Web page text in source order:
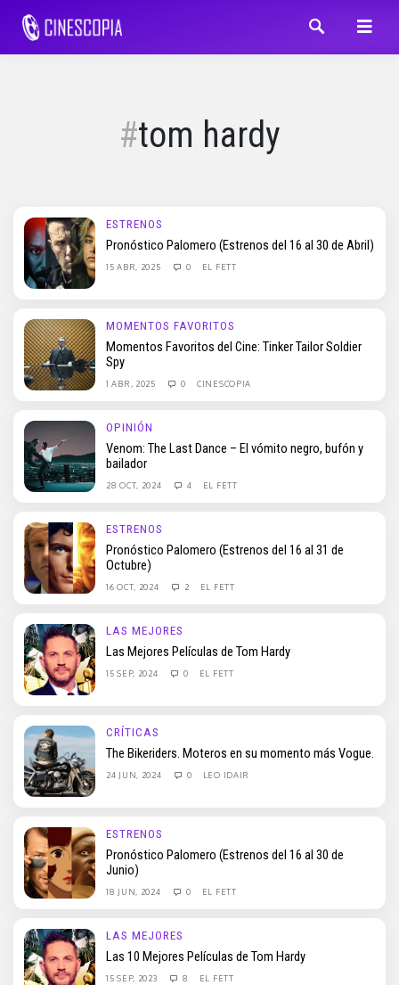
tom hardy
ESTRENOS
Pronóstico Palomero (Estrenos del 16 al 30 de Abril)
15 ABR, 2025 0 EL FETT
MOMENTOS FAVORITOS
Momentos Favoritos del Cine: Tinker Tailor Soldier
Spy
1 ABR, 2025 0 CINESCOPIA
OPINIÓN
Venom: The Last Dance – El vómito negro, bufón y
bailador
28 OCT, 2024 4 EL FETT
ESTRENOS
Pronóstico Palomero (Estrenos del 16 al 31 de
Octubre)
16 OCT, 2024 2 EL FETT
LAS MEJORES
Las Mejores Películas de Tom Hardy
15 SEP, 2024 0 EL FETT
CRÍTICAS
The Bikeriders. Moteros en su momento más Vogue.
24 JUN, 2024 0 LEO IDAIR
ESTRENOS
Pronóstico Palomero (Estrenos del 16 al 30 de
Junio)
18 JUN, 2024 0 EL FETT
LAS MEJORES
Las 10 Mejores Películas de Tom Hardy
15 SEP, 2023 8 EL FETT